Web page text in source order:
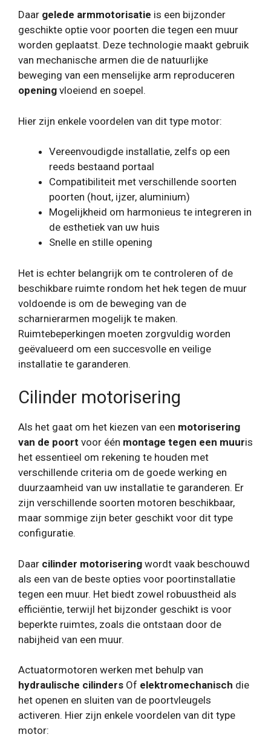
Daar gelede armmotorisatie is een bijzonder
geschikte optie voor poorten die tegen een muur
worden geplaatst. Deze technologie maakt gebruik
van mechanische armen die de natuurlijke
beweging van een menselijke arm reproduceren
opening vloeiend en soepel.
Hier zijn enkele voordelen van dit type motor:
Vereenvoudigde installatie, zelfs op een
reeds bestaand portaal
Compatibiliteit met verschillende soorten
poorten (hout, ijzer, aluminium)
Mogelijkheid om harmonieus te integreren in
de esthetiek van uw huis
Snelle en stille opening
Het is echter belangrijk om te controleren of de
beschikbare ruimte rondom het hek tegen de muur
voldoende is om de beweging van de
scharnierarmen mogelijk te maken.
Ruimtebeperkingen moeten zorgvuldig worden
geëvalueerd om een ​​succesvolle en veilige
installatie te garanderen.
Cilinder motorisering
Als het gaat om het kiezen van een motorisering
van de poort voor één montage tegen een muuris
het essentieel om rekening te houden met
verschillende criteria om de goede werking en
duurzaamheid van uw installatie te garanderen. Er
zijn verschillende soorten motoren beschikbaar,
maar sommige zijn beter geschikt voor dit type
configuratie.
Daar cilinder motorisering wordt vaak beschouwd
als een van de beste opties voor poortinstallatie
tegen een muur. Het biedt zowel robuustheid als
efficiëntie, terwijl het bijzonder geschikt is voor
beperkte ruimtes, zoals die ontstaan ​​door de
nabijheid van een muur.
Actuatormotoren werken met behulp van
hydraulische cilinders Of elektromechanisch die
het openen en sluiten van de poortvleugels
activeren. Hier zijn enkele voordelen van dit type
motor: